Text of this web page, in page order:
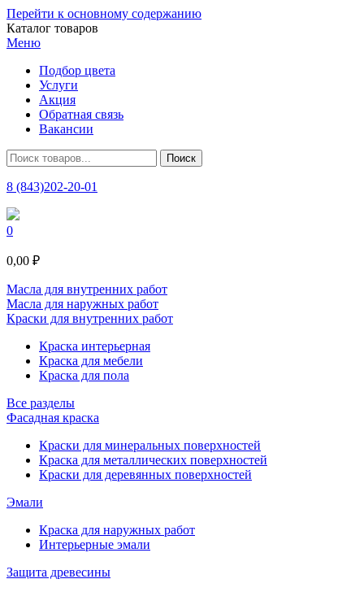
Перейти к основному содержанию
Каталог товаров
Меню
Подбор цвета
Услуги
Акция
Обратная связь
Вакансии
8 (843)202-20-01
0
0,00 ₽
Масла для внутренних работ
Масла для наружных работ
Краски для внутренних работ
Краска интерьерная
Краска для мебели
Краска для пола
Все разделы
Фасадная краска
Краски для минеральных поверхностей
Краска для металлических поверхностей
Краски для деревянных поверхностей
Эмали
Краска для наружных работ
Интерьерные эмали
Защита древесины